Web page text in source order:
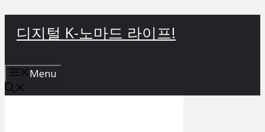
로
건
너
디지털 K-노마드 라이프!
Menu